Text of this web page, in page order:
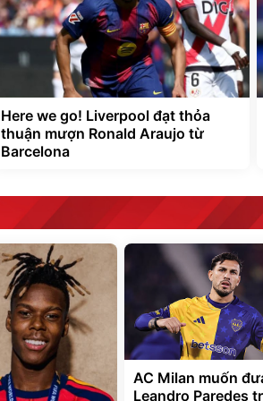
Here we go! Liverpool đạt thỏa
thuận mượn Ronald Araujo từ
Barcelona
AC Milan muốn
Leandro Paredes